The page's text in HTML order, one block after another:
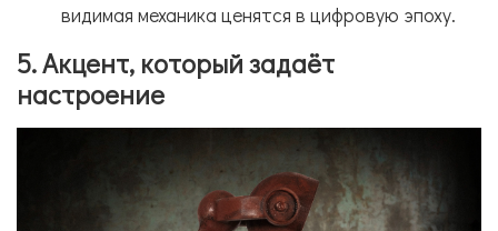
видимая механика ценятся в цифровую эпоху.
5. Акцент, который задаёт
настроение